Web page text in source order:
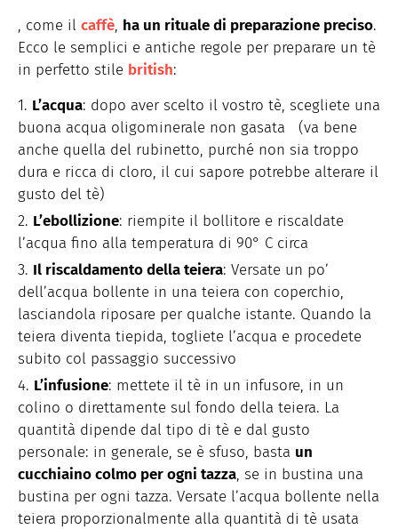
, come il caffè, ha un rituale di preparazione preciso.
Ecco le semplici e antiche regole per preparare un tè
in perfetto stile british:
L’acqua: dopo aver scelto il vostro tè, scegliete una
buona acqua oligominerale non gasata (va bene
anche quella del rubinetto, purché non sia troppo
dura e ricca di cloro, il cui sapore potrebbe alterare il
gusto del tè)
L’ebollizione: riempite il bollitore e riscaldate
l’acqua fino alla temperatura di 90° C circa
Il riscaldamento della teiera: Versate un po’
dell’acqua bollente in una teiera con coperchio,
lasciandola riposare per qualche istante. Quando la
teiera diventa tiepida, togliete l’acqua e procedete
subito col passaggio successivo
L’infusione: mettete il tè in un infusore, in un
colino o direttamente sul fondo della teiera. La
quantità dipende dal tipo di tè e dal gusto
personale: in generale, se è sfuso, basta un
cucchiaino colmo per ogni tazza, se in bustina una
bustina per ogni tazza. Versate l’acqua bollente nella
teiera proporzionalmente alla quantità di tè usata